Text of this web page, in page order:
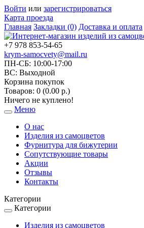
Войти или зарегистрироваться
Карта проезда
Главная Закладки (0) Доставка и оплата
+7 978 853-54-65
krym-samocvety@mail.ru
ПН-СБ: 10:00-17:00
ВС: Выходной
Корзина покупок
Товаров: 0 (0.00 р.)
Ничего не куплено!
Toggle
navigation
Меню
О нас
Изделия из самоцветов
Фурнитура для бижутерии
Сопутствующие товары
Акции
Отзывы
Контакты
Категории
Toggle
navigation
Категории
Изделия из самоцветов